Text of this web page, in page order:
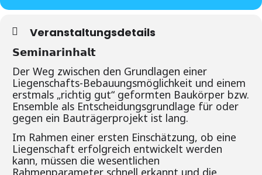
Veranstaltungsdetails
𝗦𝗲𝗺𝗶𝗻𝗮𝗿𝗶𝗻𝗵𝗮𝗹𝘁
Der Weg zwischen den Grundlagen einer
Liegenschafts-Bebauungsmöglichkeit und einem
erstmals „richtig gut“ geformten Baukörper bzw.
Ensemble als Entscheidungsgrundlage für oder
gegen ein Bauträgerprojekt ist lang.
Im Rahmen einer ersten Einschätzung, ob eine
Liegenschaft erfolgreich entwickelt werden
kann, müssen die wesentlichen
Rahmenparameter schnell erkannt und die